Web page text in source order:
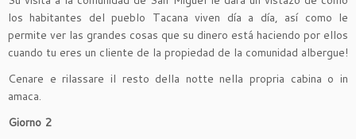
los habitantes del pueblo Tacana viven día a día, así como le
permite ver las grandes cosas que su dinero está haciendo por ellos
cuando tu eres un cliente de la propiedad de la comunidad albergue!
Cenare e rilassare il resto della notte nella propria cabina o in
amaca.
Giorno 2